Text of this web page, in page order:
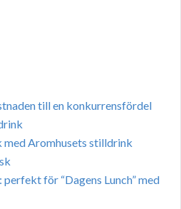
till en konkurrensfördel
med Aromhusets stilldrink
för “Dagens Lunch” med